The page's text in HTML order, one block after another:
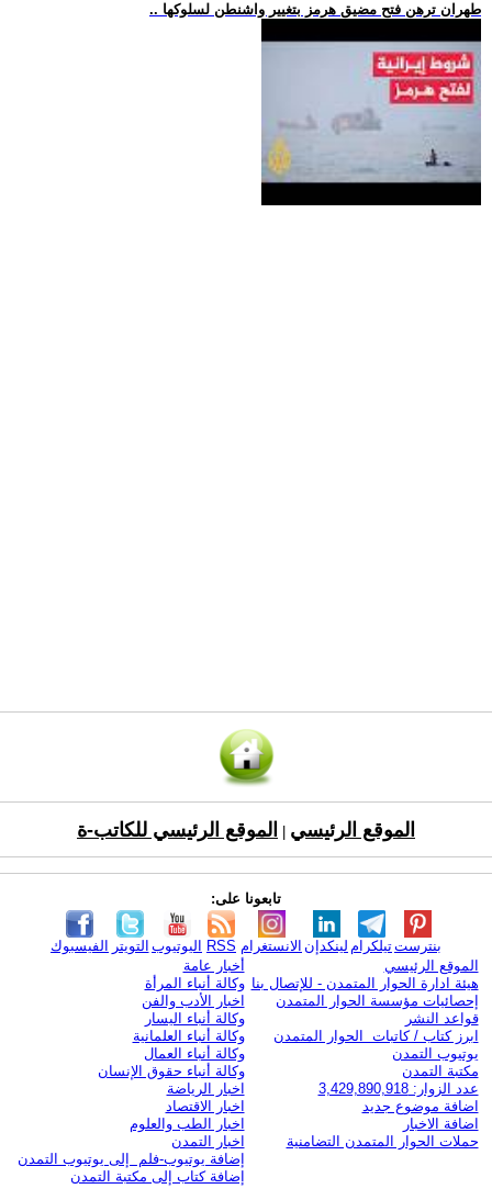
.. طهران ترهن فتح مضيق هرمز بتغيير واشنطن لسلوكها
الموقع الرئيسي الموقع الرئيسي للكاتب-ة
تابعونا على:
الفيسبوك التويتر اليوتيوب RSS الانستغرام لينكدإن تيلكرامبنترست
الموقع الرئيسي
هيئة ادارة الحوار المتمدن - للإتصال بنا
إحصائيات مؤسسة الحوار المتمدن
قواعد النشر
ابرز كتاب / كاتبات الحوار المتمدن
يوتيوب التمدن
مكتبة التمدن
عدد الزوار: 3,429,890,918
اضافة موضوع جديد
اضافة الاخبار
حملات الحوار المتمدن التضامنية
أخبار عامة
وكالة أنباء المرأة
اخبار الأدب والفن
وكالة أنباء اليسار
وكالة أنباء العلمانية
وكالة أنباء العمال
وكالة أنباء حقوق الإنسان
اخبار الرياضة
اخبار الاقتصاد
اخبار الطب والعلوم
اخبار التمدن
إضافة يوتيوب-فلم إلى يوتيوب التمدن
إضافة كتاب إلى مكتبة التمدن